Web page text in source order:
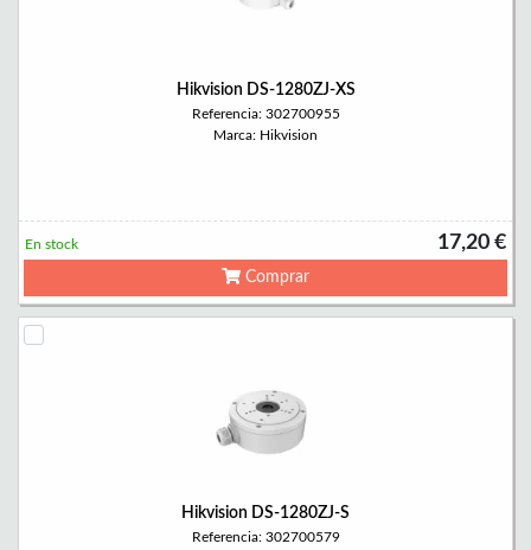
Hikvision DS-1280ZJ-XS
Referencia: 302700955
Marca: Hikvision
17,20 €
En stock
Comprar
Hikvision DS-1280ZJ-S
Referencia: 302700579